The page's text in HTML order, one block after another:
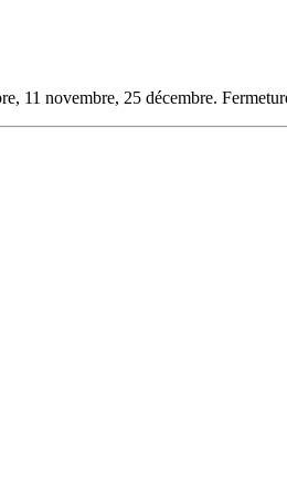
11 novembre, 25 décembre.